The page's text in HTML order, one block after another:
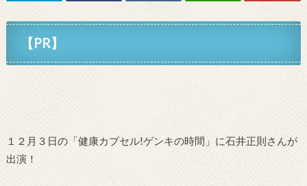
【PR】
１２月３日の「健康カプセル!ゲンキの時間」に石井正則さんが
出演！